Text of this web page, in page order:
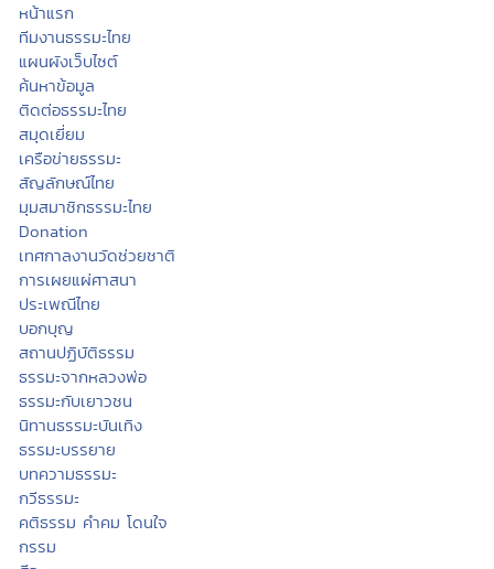
หน้าแรก
ทีมงานธรรมะไทย
แผนผังเว็บไซต์
ค้นหาข้อมูล
ติดต่อธรรมะไทย
สมุดเยี่ยม
เครือข่ายธรรมะ
สัญลักษณ์ไทย
มุมสมาชิกธรรมะไทย
Donation
เทศกาลงานวัดช่วยชาติ
การเผยแผ่ศาสนา
ประเพณีไทย
บอกบุญ
สถานปฏิบัติธรรม
ธรรมะจากหลวงพ่อ
ธรรมะกับเยาวชน
นิทานธรรมะบันเทิง
ธรรมะบรรยาย
บทความธรรมะ
กวีธรรมะ
คติธรรม คำคม โดนใจ
กรรม